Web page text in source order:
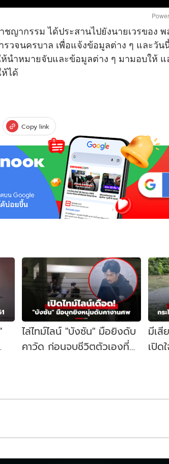
ญากรรม ได้ประสานไปยังนายเวรของ
จนครบาล เพื่อแจ้งข้อมูลต่าง ๆ และวัน
นำหมายจับและข้อมูลต่าง ๆ มามอบให้ แ
ได้
Copy link
ไล่ไทม์ไลน์ "บังซัน" มือยิงดับ
คาวัด ก่อนจบชีวิตตัวเองที่
มีเสี
เปิด